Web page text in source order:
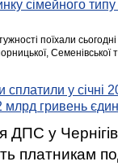
сімейного
поїхали
Семенівської
сплатили у січні
млрд гривень
ДПС у
платникам